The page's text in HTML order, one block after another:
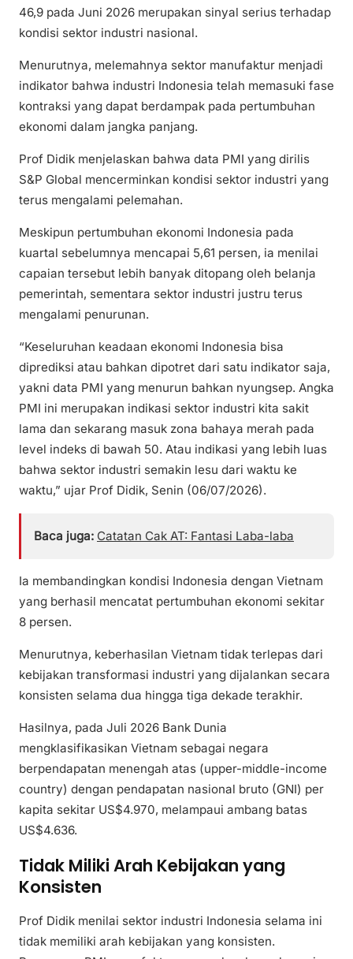
46,9 pada Juni 2026 merupakan sinyal serius terhadap
kondisi sektor industri nasional.
Menurutnya, melemahnya sektor manufaktur menjadi
indikator bahwa industri Indonesia telah memasuki fase
kontraksi yang dapat berdampak pada pertumbuhan
ekonomi dalam jangka panjang.
Prof Didik menjelaskan bahwa data PMI yang dirilis
S&P Global mencerminkan kondisi sektor industri yang
terus mengalami pelemahan.
Meskipun pertumbuhan ekonomi Indonesia pada
kuartal sebelumnya mencapai 5,61 persen, ia menilai
capaian tersebut lebih banyak ditopang oleh belanja
pemerintah, sementara sektor industri justru terus
mengalami penurunan.
“Keseluruhan keadaan ekonomi Indonesia bisa
diprediksi atau bahkan dipotret dari satu indikator saja,
yakni data PMI yang menurun bahkan nyungsep. Angka
PMI ini merupakan indikasi sektor industri kita sakit
lama dan sekarang masuk zona bahaya merah pada
level indeks di bawah 50. Atau indikasi yang lebih luas
bahwa sektor industri semakin lesu dari waktu ke
waktu,” ujar Prof Didik, Senin (06/07/2026).
Baca juga: Catatan Cak AT: Fantasi Laba-laba
Ia membandingkan kondisi Indonesia dengan Vietnam
yang berhasil mencatat pertumbuhan ekonomi sekitar
8 persen.
Menurutnya, keberhasilan Vietnam tidak terlepas dari
kebijakan transformasi industri yang dijalankan secara
konsisten selama dua hingga tiga dekade terakhir.
Hasilnya, pada Juli 2026 Bank Dunia
mengklasifikasikan Vietnam sebagai negara
berpendapatan menengah atas (upper-middle-income
country) dengan pendapatan nasional bruto (GNI) per
kapita sekitar US$4.970, melampaui ambang batas
US$4.636.
Tidak Miliki Arah Kebijakan yang
Konsisten
Prof Didik menilai sektor industri Indonesia selama ini
tidak memiliki arah kebijakan yang konsisten.